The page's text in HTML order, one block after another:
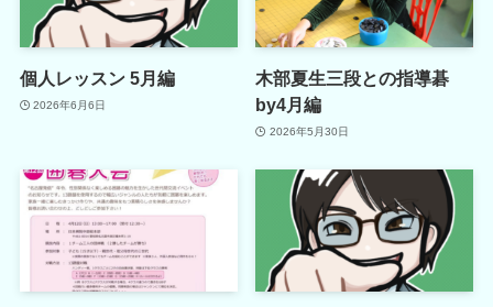
個人レッスン 5月編
2026年6月6日
木部夏生三段との指導碁
by4月編
2026年5月30日